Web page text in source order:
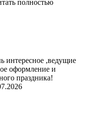
полностью
интересное ,ведущие
оформление и
праздника!